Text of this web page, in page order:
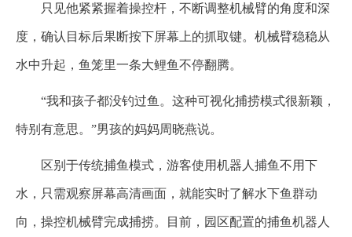
只见他紧紧握着操控杆，不断调整机械臂的角度和深
度，确认目标后果断按下屏幕上的抓取键。机械臂稳稳从
水中升起，鱼笼里一条大鲤鱼不停翻腾。
“我和孩子都没钓过鱼。这种可视化捕捞模式很新颖，
特别有意思。”男孩的妈妈周晓燕说。
区别于传统捕鱼模式，游客使用机器人捕鱼不用下
水，只需观察屏幕高清画面，就能实时了解水下鱼群动
向，操控机械臂完成捕捞。目前，园区配置的捕鱼机器人